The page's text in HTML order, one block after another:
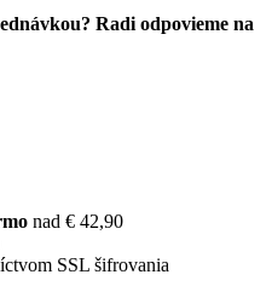
Radi odpovieme na
nad € 42,90
SSL šifrovania